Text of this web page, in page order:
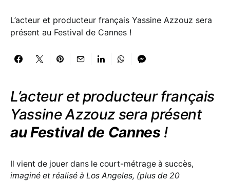
L’acteur et producteur français Yassine Azzouz sera
présent au Festival de Cannes !
L’acteur et producteur français
Yassine Azzouz sera présent
au Festival de Cannes !
Il vient de jouer dans le court-métrage à succès,
imaginé et réalisé à Los Angeles, (plus de 20